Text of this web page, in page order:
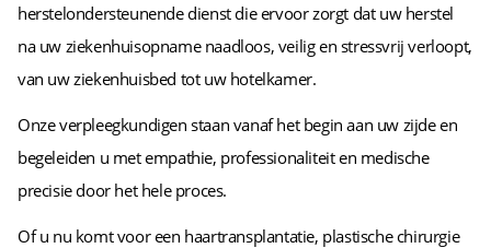
herstelondersteunende dienst die ervoor zorgt dat uw herstel
na uw ziekenhuisopname naadloos, veilig en stressvrij verloopt,
van uw ziekenhuisbed tot uw hotelkamer.
Onze verpleegkundigen staan vanaf het begin aan uw zijde en
begeleiden u met empathie, professionaliteit en medische
precisie door het hele proces.
Of u nu komt voor een haartransplantatie, plastische chirurgie